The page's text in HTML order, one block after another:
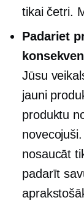
tikai četri.
Padariet
Jūsu
jauni
produktu
nosaucāt
padarīt